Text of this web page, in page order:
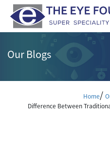
Our Blogs
Home/
Difference Between